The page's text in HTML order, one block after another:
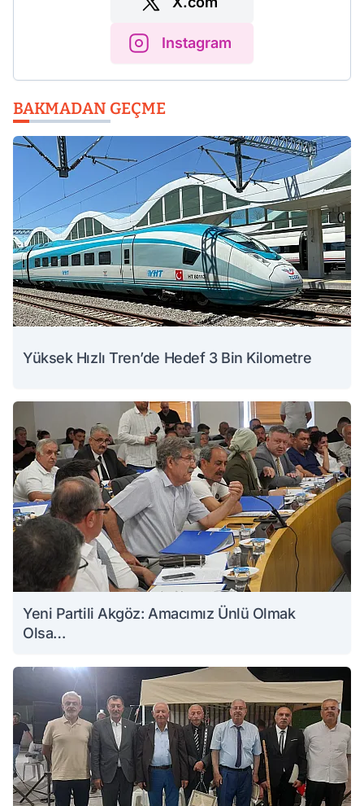
Instagram
BAKMADAN GEÇME
Yüksek Hızlı Tren’de Hedef 3 Bin Kilometre
Yeni Partili Akgöz: Amacımız Ünlü Olmak
Olsa…